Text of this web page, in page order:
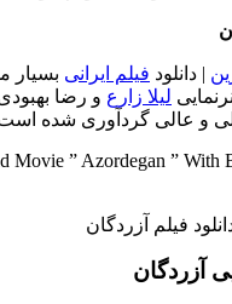
| دانلود فیلم ایرانی بسیار
لیلا زارع و رضا
Movie ” Azordegan ” With
آزردگان